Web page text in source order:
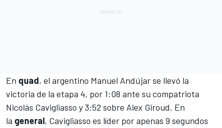
En quad, el argentino Manuel Andújar se llevó la
victoria de la etapa 4, por 1:08 ante su compatriota
Nicolás Cavigliasso y 3:52 sobre Alex Giroud. En
la general, Cavigliasso es líder por apenas 9 segundos